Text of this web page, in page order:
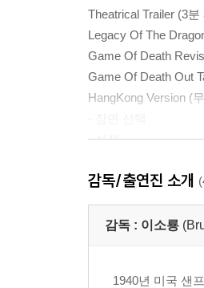
Theatrical Trailer (3분
Legacy Of The
Game Of Death
Game Of Death Out
HangKong Version (
- 설정
※ 서플먼트 내용은
감독/출연진 소개
감독 : 이소룡
1940년 미국 샌